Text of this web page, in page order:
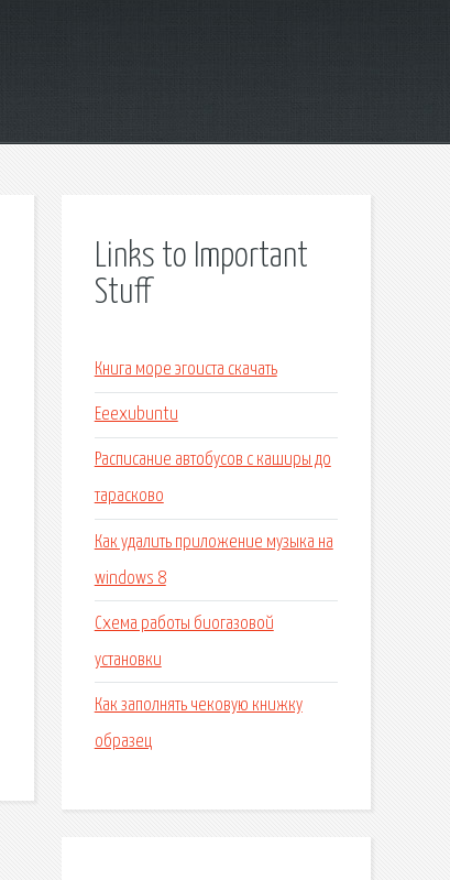
Links to Important
Stuff
Книга море эгоиста скачать
Eeexubuntu
Расписание автобусов с каширы до
тарасково
Как удалить приложение музыка на
windows 8
Схема работы биогазовой
установки
Как заполнять чековую книжку
образец